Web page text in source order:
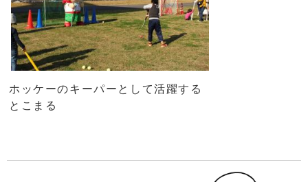
ホッケーのキーパーとして活躍する
とこまる